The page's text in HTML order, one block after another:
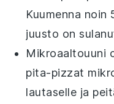
Kuumenna
juusto on
Mikroaaltouuni
pita-pizzat
lautaselle ja